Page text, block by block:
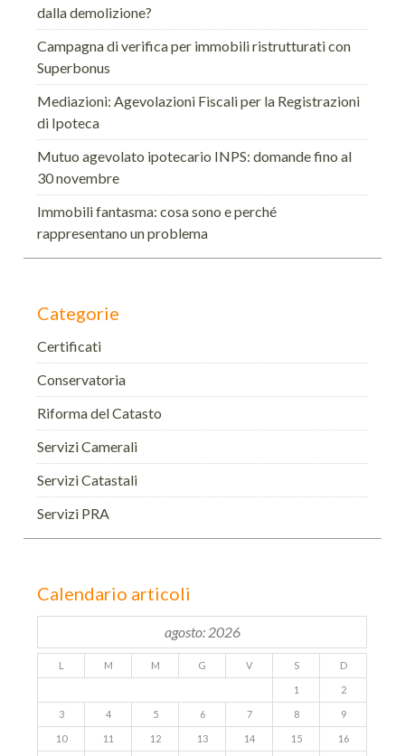
dalla demolizione?
Campagna di verifica per immobili ristrutturati con
Superbonus
Mediazioni: Agevolazioni Fiscali per la Registrazioni
di Ipoteca
Mutuo agevolato ipotecario INPS: domande fino al
30 novembre
Immobili fantasma: cosa sono e perché
rappresentano un problema
Categorie
Certificati
Conservatoria
Riforma del Catasto
Servizi Camerali
Servizi Catastali
Servizi PRA
Calendario articoli
agosto: 2026
L M M G V S D
1 2
3 4 5 6 7 8 9
10 11 12 13 14 15 16